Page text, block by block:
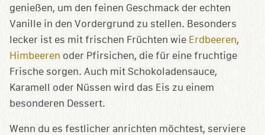
genießen, um den feinen Geschmack der echten
Vanille in den Vordergrund zu stellen. Besonders
lecker ist es mit frischen Früchten wie Erdbeeren,
Himbeeren oder Pfirsichen, die für eine fruchtige
Frische sorgen. Auch mit Schokoladensauce,
Karamell oder Nüssen wird das Eis zu einem
besonderen Dessert.
Wenn du es festlicher anrichten möchtest, serviere